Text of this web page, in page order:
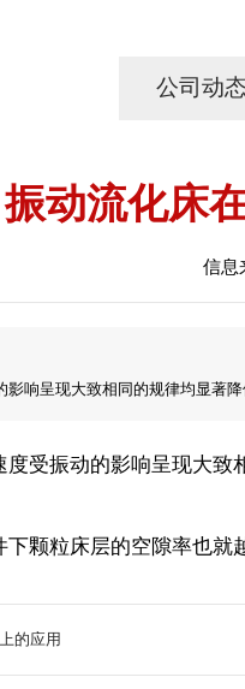
公司动态
振动流化床
信息
响呈现大致相同的规律均显著
受振动的影响呈现大致
颗粒床层的空隙率也就
的应用